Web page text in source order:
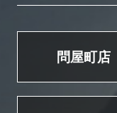
問屋町店